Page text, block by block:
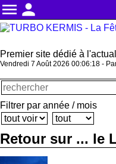
menu person
Premier site dédié à
Vendredi 7 Août 2026 00:06:20 -
Filtrer par année / mois
Retour sur ... le